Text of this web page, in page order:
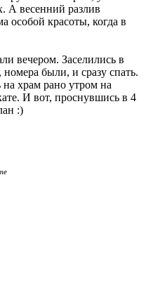
А весенний разлив
особой красоты, когда в
вечером. Заселились в
были, и сразу спать.
храм рано утром на
И вот, проснувшись в 4
:)